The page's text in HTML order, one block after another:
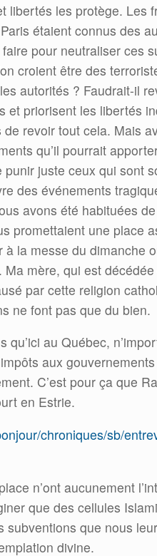
libertés les protège. Les
étaient connus des
pour neutraliser ces
croient être des
autorités ? Faudrait-il
et priorisent les libertés
revoir tout cela. Mais
qu’il pourrait
juste ceux qui sont
des événements
avons été habituées
promettaient une place
la messe du dimanche
mère, qui est
par cette religion
ne font pas que du bien.
au Québec,
aux
C’est pour ça que
en Estrie.
chroniques/sb/
n’ont aucunement
que des cellules
subventions que nous
divine.